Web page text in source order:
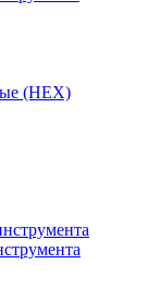
(HEX)